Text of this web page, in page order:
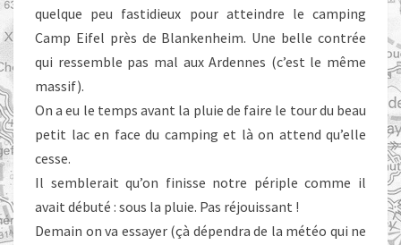
quelque peu fastidieux pour atteindre le camping
Camp Eifel près de Blankenheim. Une belle contrée
qui ressemble pas mal aux Ardennes (c’est le même
massif).
On a eu le temps avant la pluie de faire le tour du beau
petit lac en face du camping et là on attend qu’elle
cesse.
Il semblerait qu’on finisse notre périple comme il
avait débuté : sous la pluie. Pas réjouissant !
Demain on va essayer (çà dépendra de la météo qui ne